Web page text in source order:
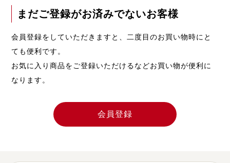
まだご登録がお済みでないお客様
会員登録をしていただきますと、二度目のお買い物時にと
ても便利です。
お気に入り商品をご登録いただけるなどお買い物が便利に
なります。
会員登録